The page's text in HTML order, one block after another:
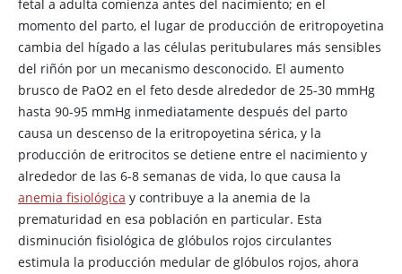
fetal a adulta comienza antes del nacimiento; en el
momento del parto, el lugar de producción de eritropoyetina
cambia del hígado a las células peritubulares más sensibles
del riñón por un mecanismo desconocido. El aumento
brusco de PaO2 en el feto desde alrededor de 25-30 mmHg
hasta 90-95 mmHg inmediatamente después del parto
causa un descenso de la eritropoyetina sérica, y la
producción de eritrocitos se detiene entre el nacimiento y
alrededor de las 6-8 semanas de vida, lo que causa la
anemia fisiológica y contribuye a la anemia de la
prematuridad en esa población en particular. Esta
disminución fisiológica de glóbulos rojos circulantes
estimula la producción medular de glóbulos rojos, ahora